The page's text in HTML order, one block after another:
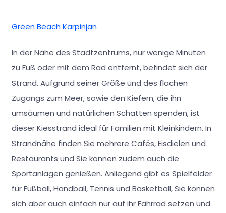
Green Beach Karpinjan
In der Nähe des Stadtzentrums, nur wenige Minuten
zu Fuß oder mit dem Rad entfernt, befindet sich der
Strand. Aufgrund seiner Größe und des flachen
Zugangs zum Meer, sowie den Kiefern, die ihn
umsäumen und natürlichen Schatten spenden, ist
dieser Kiesstrand ideal für Familien mit Kleinkindern. In
Strandnähe finden Sie mehrere Cafés, Eisdielen und
Restaurants und Sie können zudem auch die
Sportanlagen genießen. Anliegend gibt es Spielfelder
für Fußball, Handball, Tennis und Basketball, Sie können
sich aber auch einfach nur auf ihr Fahrrad setzen und